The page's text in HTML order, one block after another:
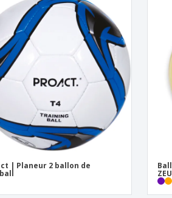
| Planeur 2 ballon de